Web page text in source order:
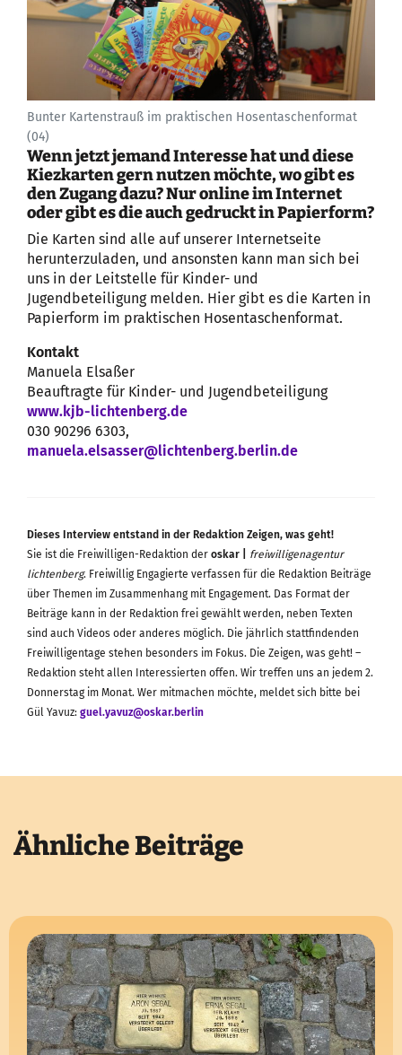
Bunter Kartenstrauß im praktischen Hosentaschenformat
(04)
Wenn jetzt jemand Interesse hat und diese
Kiezkarten gern nutzen möchte, wo gibt es
den Zugang dazu? Nur online im Internet
oder gibt es die auch gedruckt in Papierform?
Die Karten sind alle auf unserer Internetseite
herunterzuladen, und ansonsten kann man sich bei
uns in der Leitstelle für Kinder- und
Jugendbeteiligung melden. Hier gibt es die Karten in
Papierform im praktischen Hosentaschenformat.
Kontakt
Manuela Elsaßer
Beauftragte für Kinder- und Jugendbeteiligung
www.kjb-lichtenberg.de
030 90296 6303,
manuela.elsasser@lichtenberg.berlin.de
Dieses Interview entstand in der Redaktion Zeigen, was geht!
Sie ist die Freiwilligen-Redaktion der oskar |
freiwilligenagentur
lichtenberg. Freiwillig Engagierte verfassen für die Redaktion Beiträge
über Themen im Zusammenhang mit Engagement. Das Format der
Beiträge kann in der Redaktion frei gewählt werden, neben Texten
sind auch Videos oder anderes möglich. Die jährlich stattfindenden
Freiwilligentage stehen besonders im Fokus. Die Zeigen, was geht! –
Redaktion steht allen Interessierten offen. Wir treffen uns an jedem 2.
Donnerstag im Monat. Wer mitmachen möchte, meldet sich bitte bei
Gül Yavuz: guel.yavuz@oskar.berlin
Ähnliche Beiträge